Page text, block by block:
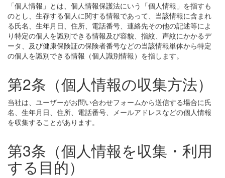
「個人情報」とは、個人情報保護法にいう「個人情報」を指すも
のとし、生存する個人に関する情報であって、当該情報に含まれ
る氏名、生年月日、住所、電話番号、連絡先その他の記述等によ
り特定の個人を識別できる情報及び容貌、指紋、声紋にかかるデ
ータ、及び健康保険証の保険者番号などの当該情報単体から特定
の個人を識別できる情報（個人識別情報）を指します。
第2条（個人情報の収集方法）
当社は、ユーザーがお問い合わせフォームから送信する場合に氏
名、生年月日、住所、電話番号、メールアドレスなどの個人情報
を収集することがあります。
第3条（個人情報を収集・利用
する目的）